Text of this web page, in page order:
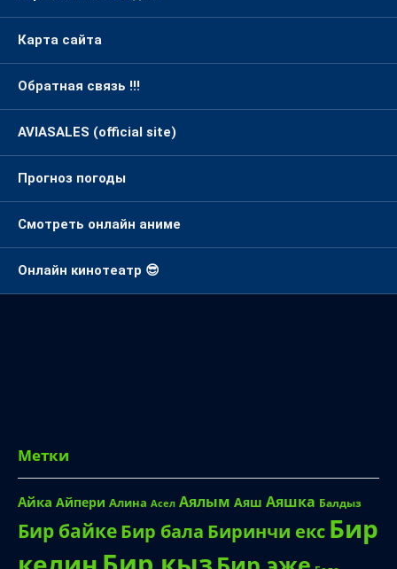
Карта сайта
Обратная связь !!!
AVIASALES (official site)
Прогноз погоды
Смотреть онлайн аниме
Онлайн кинотеатр 😎
Метки
Айка Айпери Алина Асел Аялым Аяш Аяшка Балдыз
Бир байкеБир бала Биринчи екс Бир